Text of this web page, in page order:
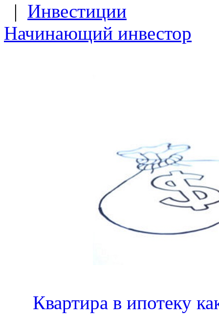
| Инвестиции
Начинающий инвестор
Квартира в ипотеку